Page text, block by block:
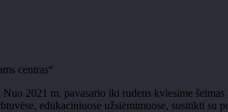
centras“
2021 m. pavasario iki rudens kviesime
edukaciniuose užsiėmimuose, susitikti su